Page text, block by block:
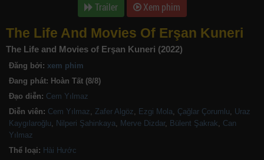
Trailer Xem phim
The Life And Movies Of Erşan Kuneri
The Life and Movies of Erşan Kuneri (2022)
Đăng bởi: xem phim
Đang phát: Hoàn Tất (8/8)
Đạo diễn: Cem Yılmaz
Diễn viên: Cem Yılmaz, Zafer Algöz, Ezgi Mola, Çağlar Çorumlu, Uraz
Kaygılaroğlu, Nilperi Şahinkaya, Merve Dizdar, Bülent Şakrak, Can
Yılmaz
Thể loại: Hài Hước